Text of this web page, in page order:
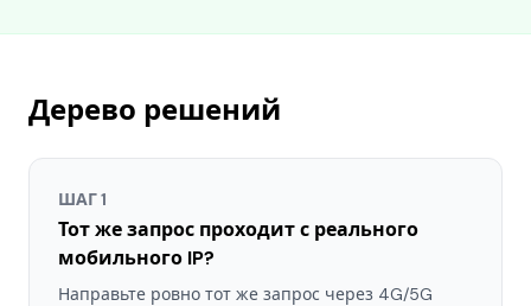
Дерево решений
ШАГ 1
Тот же запрос проходит с реального
мобильного IP?
Направьте ровно тот же запрос через 4G/5G